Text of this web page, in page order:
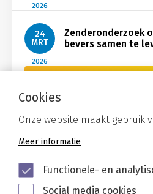
2026
24
MRT
2026
Zenderonderzoek
bevers samen te
Cookies
Onze website maakt gebruik
Meer informatie
Functionele- en
Social media cookies